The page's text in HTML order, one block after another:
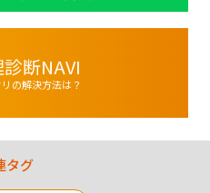
断NAVI
の解決方法は？
タグ